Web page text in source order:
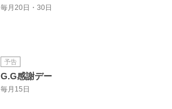
毎月20日・30日
予告
G.G感謝デー
毎月15日